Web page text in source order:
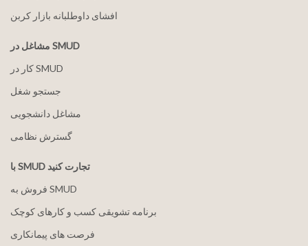
افشای داوطلبانه بازار کربن
مشاغل در SMUD
کار در SMUD
جستجو شغل
مشاغل دانشجویی
گسترش نظامی
با SMUD تجارت کنید
فروش به SMUD
برنامه تشویقی کسب و کارهای کوچک
فرصت های پیمانکاری